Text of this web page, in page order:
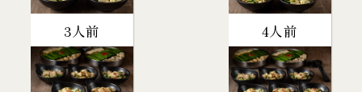
3人前 4人前